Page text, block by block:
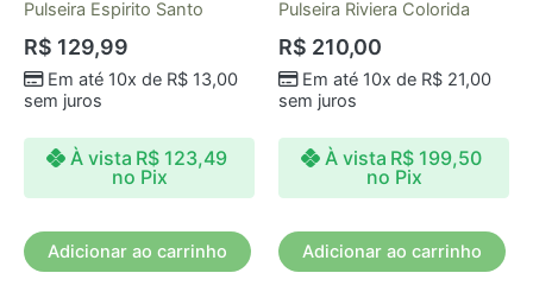
Pulseira Espirito Santo
R$ 129,99
Em até 10x de R$13,00
sem juros
À vista R$ 123,49
no Pix
Adicionar ao carrinho
Pulseira Riviera Colorida
R$ 210,00
Em até 10x de R$21,00
sem juros
À vista R$ 199,50
no Pix
Adicionar ao carrinho